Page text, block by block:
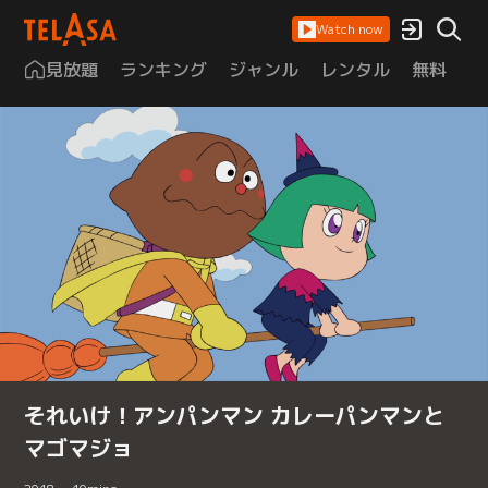
Watch now
見放題 ランキング ジャンル レンタル 無料
それいけ！アンパンマン カレーパンマンと
マゴマジョ